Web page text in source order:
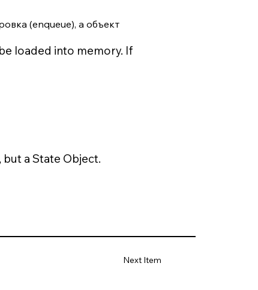
(enqueue), а объект
loaded into memory. If
a State Object.
Next Item